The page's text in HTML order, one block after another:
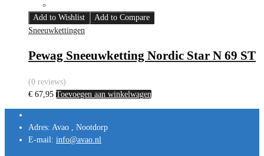
Add to Wishlist
Add to Compare
Sneeuwkettingen
Pewag Sneeuwketting Nordic Star N 69 ST
(0 reviews)
€ 67,95 Toevoegen aan winkelwagen
Adres: Avao , Nootdorp
E-mail: info@avao.nl